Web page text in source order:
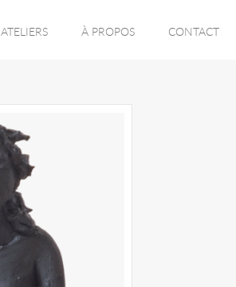
ATELIERS À PROPOS CONTACT